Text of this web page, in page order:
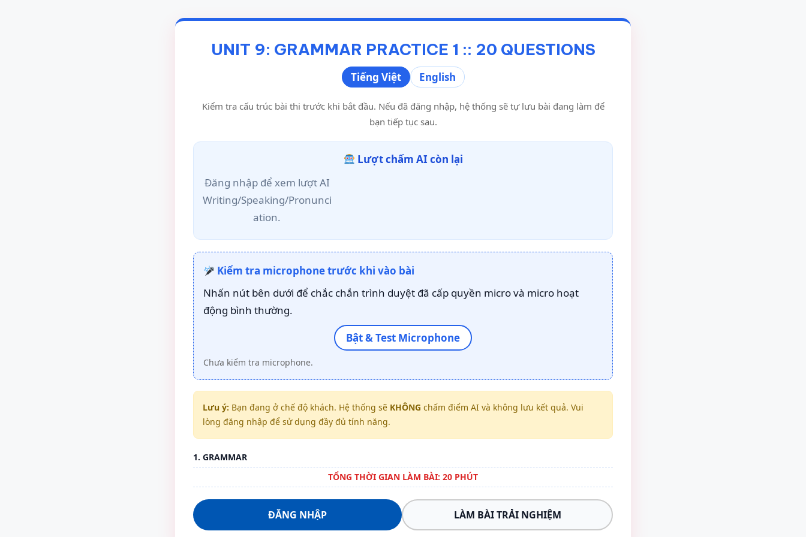
UNIT 9: GRAMMAR PRACTICE 1 :: 20 QUESTIONS
Tiếng Việt English
Kiểm tra cấu trúc bài thi trước khi bắt đầu. Nếu đã đăng nhập, hệ thống sẽ tự lưu bài đang làm để
bạn tiếp tục sau.
Lượt chấm AI còn lại
Đăng nhập để xem lượt AI
Writing/Speaking/Pronunci
ation.
Kiểm tra microphone trước khi vào bài
Nhấn nút bên dưới để chắc chắn trình duyệt đã cấp quyền micro và micro hoạt
động bình thường.
Bật & Test Microphone
Chưa kiểm tra microphone.
Lưu ý: Bạn đang ở chế độ khách. Hệ thống sẽ KHÔNG chấm điểm AI và không lưu kết quả. Vui
lòng đăng nhập để sử dụng đầy đủ tính năng.
1. GRAMMAR
TỔNG THỜI GIAN LÀM BÀI: 20 PHÚT
ĐĂNG NHẬP LÀM BÀI TRẢI NGHIỆM